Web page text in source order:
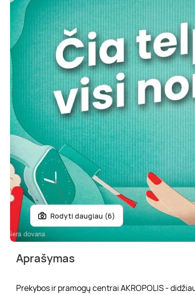
Rodyti daugiau (6)
Aprašymas
Prekybos ir pramogų centrai AKROPOLIS -